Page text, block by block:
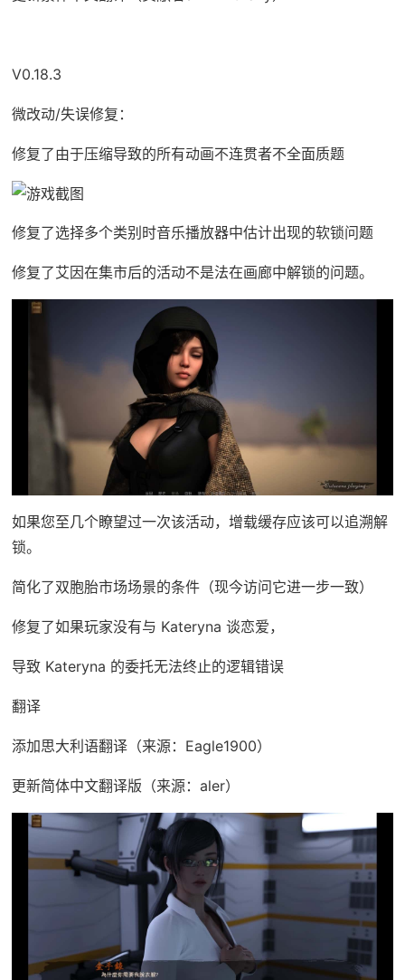
V0.18.3
微改动/失误修复：
修复了由于压缩导致的所有动画不连贯者不全面质题
修复了选择多个类别时音乐播放器中估计出现的软锁问题
修复了艾因在集市后的活动不是法在画廊中解锁的问题。
如果您至几个瞭望过一次该活动，增载缓存应该可以追溯解
锁。
简化了双胞胎市场场景的条件（现今访问它进一步一致）
修复了如果玩家没有与 Kateryna 谈恋爱，
导致 Kateryna 的委托无法终止的逻辑错误
翻译
添加思大利语翻译（来源：Eagle1900）
更新简体中文翻译版（来源：aler）